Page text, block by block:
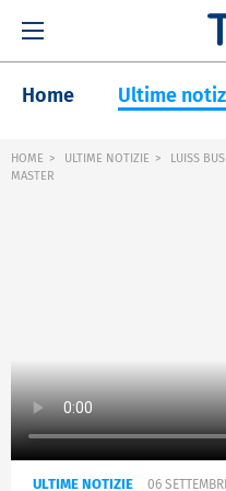
Home Ultime
HOME ULTIME NOTIZIE
LUISS
MASTER
ULTIME NOTIZIE 06